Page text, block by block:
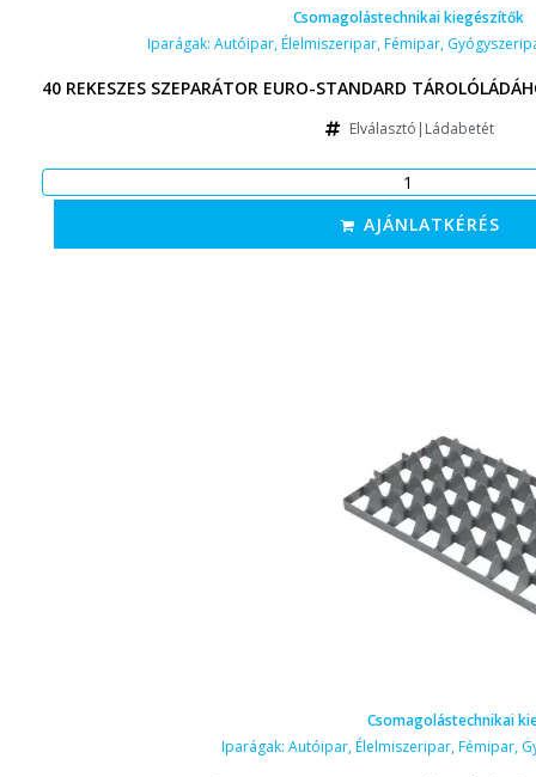
Csomagolástechnikai kiegészítők
Iparágak: Autóipar,Élelmiszeripar,Fémipar,
40 REKESZES SZEPARÁTOR EURO-STANDARD
Elválasztó|Ládabetét
AJÁNLATKÉRÉS
Csomagolástechnikai
Iparágak: Autóipar,Élelmiszeripar,Fémipar,